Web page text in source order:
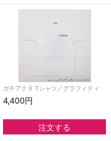
ガチアクタ Tシャツ／グラフィティ
4,400円